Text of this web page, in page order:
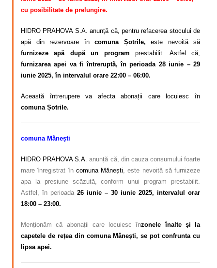
cu posibilitate de prelungire.
HIDRO PRAHOVA S.A. anunță că, pentru refacerea stocului de
apă din rezervoare în comuna Șotrile, este nevoită să
furnizeze apă după un program prestabilit. Astfel că,
furnizarea apei va fi întreruptă, în perioada 28 iunie – 29
iunie 2025, în intervalul orare 22:00 – 06:00.
Această întrerupere va afecta abonații care locuiesc în
comuna Șotrile.
comuna Mănești
HIDRO PRAHOVA S.A . anunță că, din cauza consumului foarte
mare înregistrat în comuna Mănești , este nevoită să furnizeze
apa la presiune scăzută, conform unui program prestabilit.
Astfel, în perioada 26 iunie – 30 iunie 2025, intervalul orar
18:00 – 23:00.
Menționăm că abonații care locuiesc înzonele înalte și la
capetele de rețea din comuna Mănești, se pot confrunta cu
lipsa apei.